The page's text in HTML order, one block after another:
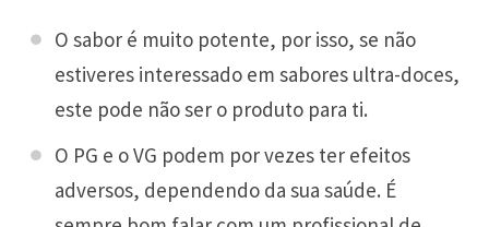
O sabor é muito potente, por isso, se não
estiveres interessado em sabores ultra-doces,
este pode não ser o produto para ti.
O PG e o VG podem por vezes ter efeitos
adversos, dependendo da sua saúde. É